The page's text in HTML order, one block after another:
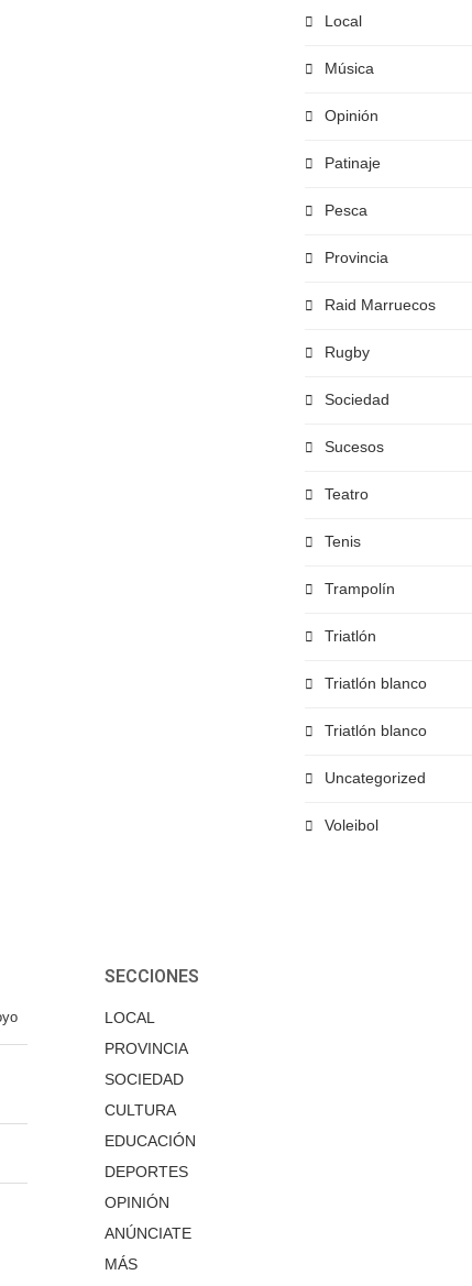
Local
Música
Opinión
Patinaje
Pesca
Provincia
Raid Marruecos
Rugby
Sociedad
Sucesos
Teatro
Tenis
Trampolín
Triatlón
Triatlón blanco
Triatlón blanco
Uncategorized
Voleibol
SECCIONES
LOCAL
PROVINCIA
SOCIEDAD
CULTURA
EDUCACIÓN
DEPORTES
OPINIÓN
ANÚNCIATE
MÁS